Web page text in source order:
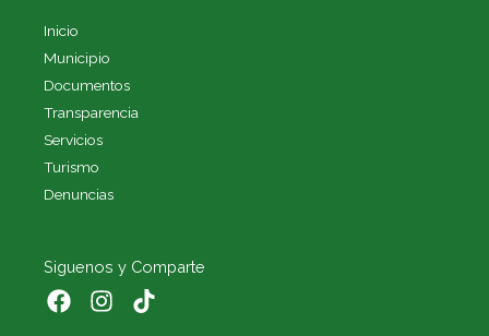
Inicio
Municipio
Documentos
Transparencia
Servicios
Turismo
Denuncias
Siguenos y Comparte